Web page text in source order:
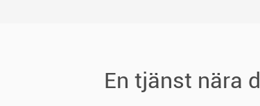
En tjänst nära